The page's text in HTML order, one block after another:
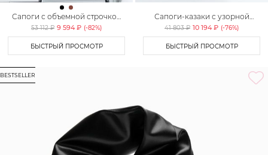
Сапоги с объемной строчкой
Lera Nena Unreal
53 112 ₽ 9 594 ₽ (-82%)
БЫСТРЫЙ ПРОСМОТР
Сапоги-казаки с узорной
строчкой Lera Nena Unreal
41 803 ₽ 10 194 ₽ (-76%)
БЫСТРЫЙ ПРОСМОТР
BESTSELLER